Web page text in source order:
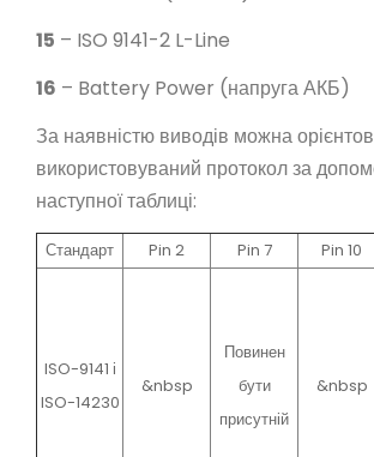
15 – ISO 9141-2 L-Line
16 – Battery Power (напруга АКБ)
За наявністю виводів можна
використовуваний протокол за
наступної таблиці:
Стандарт Pin 2 Pin 7 Pin 10
ISO-9141 і
ISO-14230
&nbsp
Повинен
бути
присутній
&nbsp